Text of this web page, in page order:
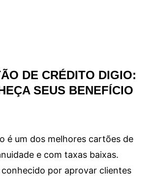
DE CRÉDITO DIGIO:
SEUS BENEFÍCIO
é um dos melhores cartões de
e com taxas baixas.
conhecido por aprovar clientes